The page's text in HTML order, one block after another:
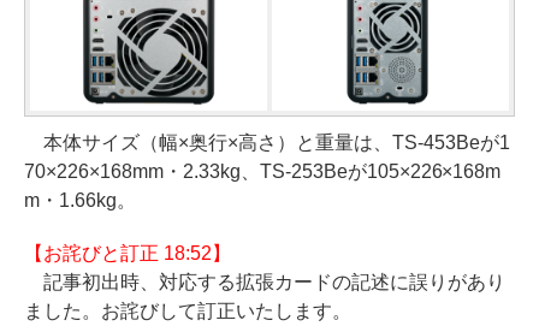
本体サイズ（幅×奥行×高さ）と重量は、TS-453Beが1
70×226×168mm・2.33kg、TS-253Beが105×226×168m
m・1.66kg。
【お詫びと訂正 18:52】
記事初出時、対応する拡張カードの記述に誤りがあり
ました。お詫びして訂正いたします。